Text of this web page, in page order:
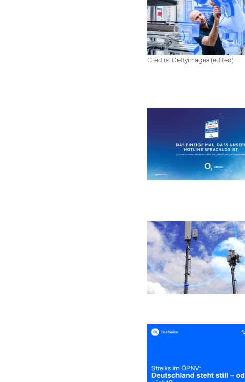
Credits: Gettyimages (edited)